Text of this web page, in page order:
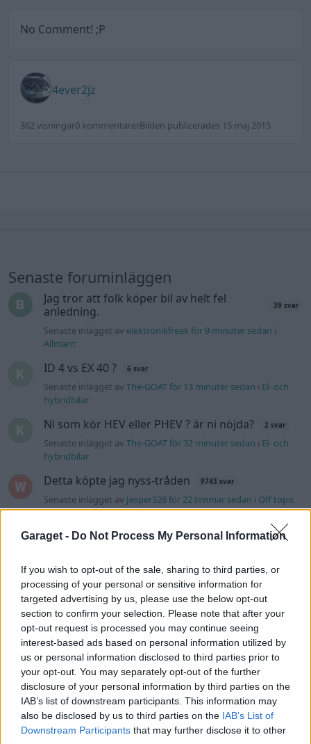
Garaget - Do Not Process My Personal Information
If you wish to opt-out of the sale, sharing to third parties, or
processing of your personal or sensitive information for
targeted advertising by us, please use the below opt-out
section to confirm your selection. Please note that after your
opt-out request is processed you may continue seeing
interest-based ads based on personal information utilized by
us or personal information disclosed to third parties prior to
your opt-out. You may separately opt-out of the further
disclosure of your personal information by third parties on the
IAB’s list of downstream participants. This information may
also be disclosed by us to third parties on the IAB’s List of
Downstream Participants that may further disclose it to other
No Comment! ;P
4ever2jz
362 visningar0 kommentarerBilden publicerades 15 maj 2015
Senaste foruminläggen
Jag tror att folk köper bil av helt fel
anledning.
39 svar
Senaste inlägget av elektronikfreak för 9 minuter sedan i
Allmänt
ID 4 vs EX 40 ? 6 svar
Senaste inlägget avThe-GOAT för 13 minuter sedan i El- och
hybridbilar
Ni som kör HEV eller PHEV ? är ni nöjda? 2 svar
Senaste inlägget avThe-GOAT för 32 minuter sedan i El- och
hybridbilar
Detta köpte jag nyss-tråden 9743 svar
Senaste inlägget av Jesper328 för 22 timmar sedan i Off topic
förgasare
(Avancerad)
Volvo 740 med lh2.2 spridare öppnar hela
tiden på tändning.
Senaste inlägget avKlevaRaggarn fredag 23:57iGenerell
felsökning
Ford Mustang e Mac 2023 4 svar
Senaste inlägget av KenthIJ2 fredag 12:37 i El- och hybridbilar
244 motorbyte till d5252t
Senaste inlägget av Jeppegaming fredag 00:53
Motorteknik